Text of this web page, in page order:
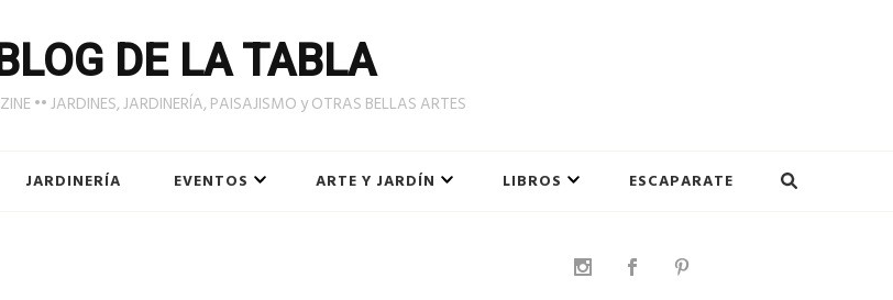
DE LA TABLA
•• JARDINES, JARDINERÍA, PAISAJISMO y OTRAS BELLAS ARTES
JARDINERÍA EVENTOS ARTE Y JARDÍN LIBROS ESCAPARATE